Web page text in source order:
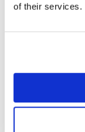
of their services.
Gli esercizi in
impararlo